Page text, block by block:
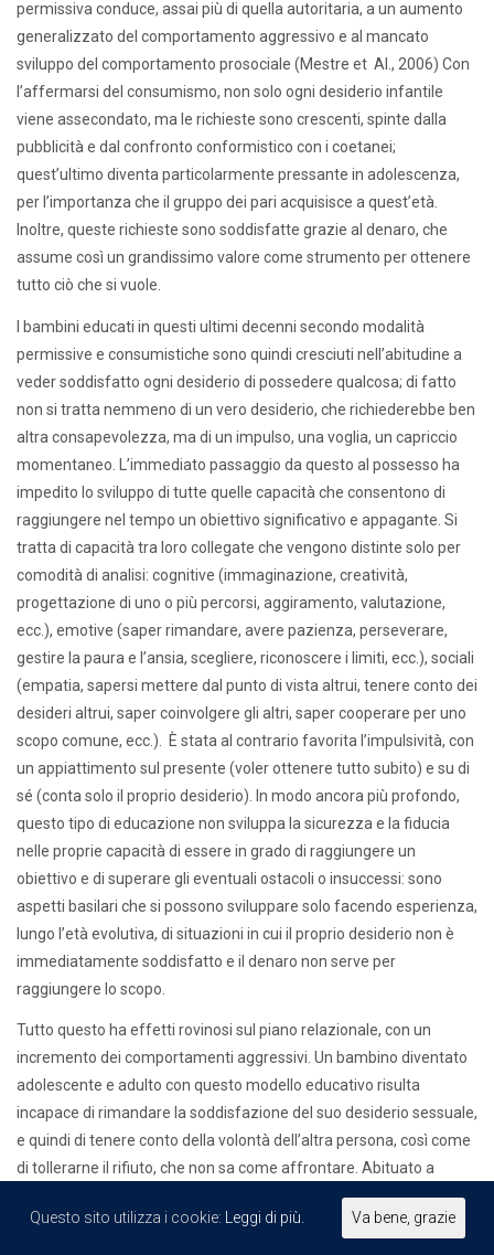
permissiva conduce, assai più di quella autoritaria, a un aumento
generalizzato del comportamento aggressivo e al mancato
sviluppo del comportamento prosociale (Mestre et Al., 2006) Con
l’affermarsi del consumismo, non solo ogni desiderio infantile
viene assecondato, ma le richieste sono crescenti, spinte dalla
pubblicità e dal confronto conformistico con i coetanei;
quest’ultimo diventa particolarmente pressante in adolescenza,
per l’importanza che il gruppo dei pari acquisisce a quest’età.
Inoltre, queste richieste sono soddisfatte grazie al denaro, che
assume così un grandissimo valore come strumento per ottenere
tutto ciò che si vuole.
I bambini educati in questi ultimi decenni secondo modalità
permissive e consumistiche sono quindi cresciuti nell’abitudine a
veder soddisfatto ogni desiderio di possedere qualcosa; di fatto
non si tratta nemmeno di un vero desiderio, che richiederebbe ben
altra consapevolezza, ma di un impulso, una voglia, un capriccio
momentaneo. L’immediato passaggio da questo al possesso ha
impedito lo sviluppo di tutte quelle capacità che consentono di
raggiungere nel tempo un obiettivo significativo e appagante. Si
tratta di capacità tra loro collegate che vengono distinte solo per
comodità di analisi: cognitive (immaginazione, creatività,
progettazione di uno o più percorsi, aggiramento, valutazione,
ecc.), emotive (saper rimandare, avere pazienza, perseverare,
gestire la paura e l’ansia, scegliere, riconoscere i limiti, ecc.), sociali
(empatia, sapersi mettere dal punto di vista altrui, tenere conto dei
desideri altrui, saper coinvolgere gli altri, saper cooperare per uno
scopo comune, ecc.). È stata al contrario favorita l’impulsività, con
un appiattimento sul presente (voler ottenere tutto subito) e su di
sé (conta solo il proprio desiderio). In modo ancora più profondo,
questo tipo di educazione non sviluppa la sicurezza e la fiducia
nelle proprie capacità di essere in grado di raggiungere un
obiettivo e di superare gli eventuali ostacoli o insuccessi: sono
aspetti basilari che si possono sviluppare solo facendo esperienza,
lungo l’età evolutiva, di situazioni in cui il proprio desiderio non è
immediatamente soddisfatto e il denaro non serve per
raggiungere lo scopo.
Tutto questo ha effetti rovinosi sul piano relazionale, con un
incremento dei comportamenti aggressivi. Un bambino diventato
adolescente e adulto con questo modello educativo risulta
incapace di rimandare la soddisfazione del suo desiderio sessuale,
e quindi di tenere conto della volontà dell’altra persona, così come
di tollerarne il rifiuto, che non sa come affrontare. Abituato a
ottenere tutto ciò che desidera, ritiene di poter avere anche il
corpo di chi desidera. Viene quindi favorita l’imposizione sessuale
Questo sito utilizza i cookie: Leggi di più. Va bene, grazie